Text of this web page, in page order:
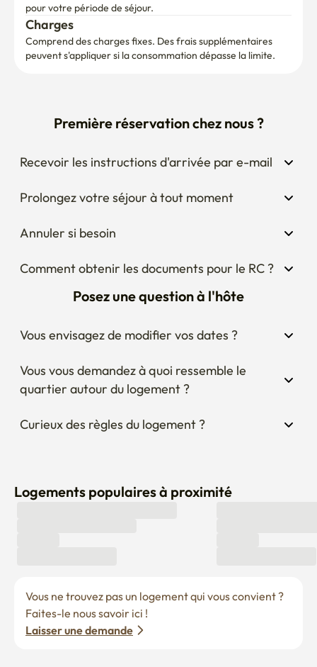
pour votre période de séjour.
Charges
Comprend des charges fixes. Des frais supplémentaires
peuvent s'appliquer si la consommation dépasse la limite.
Première réservation chez nous ?
Recevoir les instructions d'arrivée par e-mail
Prolongez votre séjour à tout moment
Annuler si besoin
Comment obtenir les documents pour le RC ?
Posez une question à l'hôte
Vous envisagez de modifier vos dates ?
Vous vous demandez à quoi ressemble le
quartier autour du logement ?
Curieux des règles du logement ?
Logements populaires à proximité
Vous ne trouvez pas un logement qui vous convient ?
Faites-le nous savoir ici !
Laisser une demande